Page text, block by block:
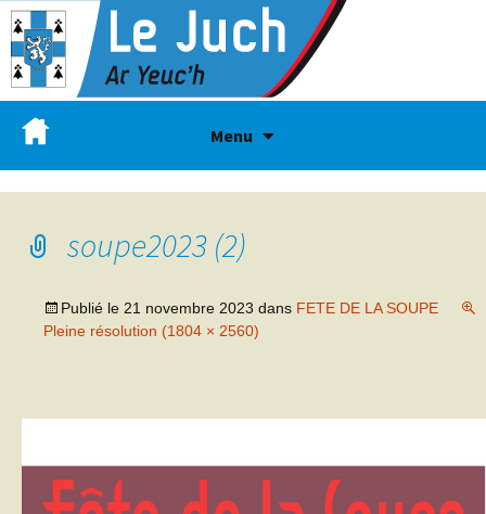
Menu
soupe2023 (2)
Publié le 21 novembre 2023 dans FETE DE LA SOUPE
Pleine résolution (1804 × 2560)